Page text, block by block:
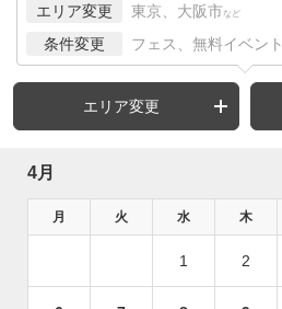
エリア変更 東京、大阪市 など
条件変更 フェス、無料イベント
エリア変更
4月
月 火 水 木
1 2